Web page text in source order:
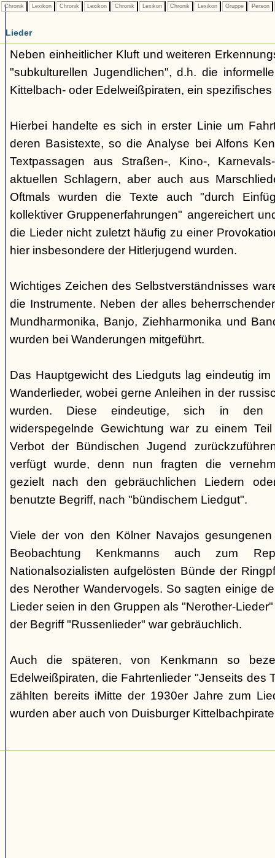
Chronik Lexikon Chronik Lexikon Chronik Lexikon Chronik Lexikon Gruppe Person
Lieder
Neben einheitlicher Kluft und weiteren
"subkulturellen Jugendlichen", d.h. die
Kittelbach- oder Edelweißpiraten, ein
Hierbei handelte es sich in erster Linie um
deren Basistexte, so die Analyse bei Alfons
Textpassagen aus Straßen-, Kino-,
aktuellen Schlagern, aber auch aus
Oftmals wurden die Texte auch "durch
kollektiver Gruppenerfahrungen" angereichert
die Lieder nicht zuletzt häufig zu einer
hier insbesondere der Hitlerjugend wurden.
Wichtiges Zeichen des Selbstverständnisses
die Instrumente. Neben der alles
Mundharmonika, Banjo, Ziehharmonika und
wurden bei Wanderungen mitgeführt.
Das Hauptgewicht des Liedguts lag eindeutig
Wanderlieder, wobei gerne Anleihen in der
wurden. Diese eindeutige, sich in den
widerspegelnde Gewichtung war zu einem
Verbot der Bündischen Jugend
verfügt wurde, denn nun fragten die
gezielt nach den gebräuchlichen Liedern
benutzte Begriff, nach "bündischem Liedgut".
Viele der von den Kölner Navajos
Beobachtung Kenkmanns auch zum
Nationalsozialisten aufgelösten Bünde der
des Nerother Wandervogels. So sagten einige
Lieder seien in den Gruppen als "Nerother-
der Begriff "Russenlieder" war gebräuchlich.
Auch die späteren, von Kenkmann so
Edelweißpiraten, die Fahrtenlieder "Jenseits des
zählten bereits iMitte der 1930er Jahre zum
wurden aber auch von Duisburger